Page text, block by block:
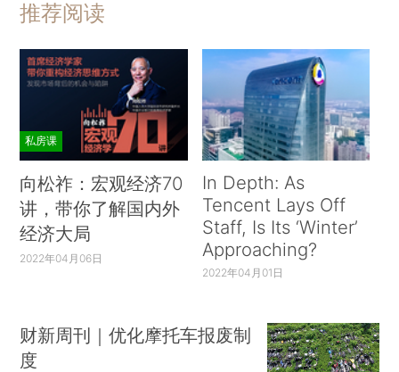
推荐阅读
私房课
向松祚：宏观经济70
讲，带你了解国内外
经济大局
2022年04月06日
In Depth: As
Tencent Lays Off
Staff, Is Its ‘Winter’
Approaching?
2022年04月01日
财新周刊｜优化摩托车报废制
度